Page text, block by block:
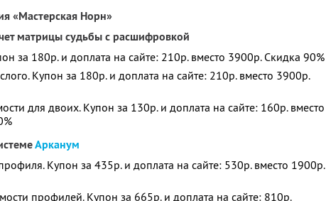
«Мастерская Норн»
матрицы судьбы с расшифровкой
за 180р. и доплата на сайте: 210р. вместо 3900р. Скидка 90%
Купон за 180р. и доплата на сайте: 210р. вместо 3900р.
для двоих. Купон за 130р. и доплата на сайте: 160р. вместо
Арканум
Купон за 435р. и доплата на сайте: 530р. вместо 1900р.
профилей. Купон за 665р. и доплата на сайте: 810р.